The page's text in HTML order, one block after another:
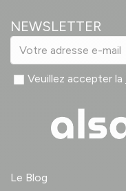
NEWSLETTER
Veuillez accepter la
Le Blog